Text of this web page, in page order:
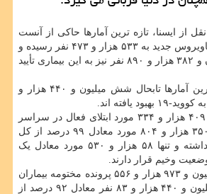
از ایسنا، تازه ترین آمارها حاکی از آنست
که شمار قربانیان کروناویروس جدید به ۵۳۳ هزار و ۴۷۳ نفر رسیده و
تابحال ابتلای ۱۱ میلیون و ۳۸۲ هزار و ۸۹۰ نفر نیز به این بیماری تأیید
همین طور بنابر تازه ترین آمارها تابحال شش میلیون و ۴۴۰ هزار و
از میان چهار میلیون و ۴۰۹ هزار و ۳۳۴ مورد ابتلای فعال در سراسر
جهان، چهار میلیون و ۳۵۰ هزار و ۸۰۴ مورد معادل ۹۹ درصد از کل
موارد وضعیت خفیف داشته و تنها ۵۸ هزار و ۵۳۰ مورد معادل یک
وخیم قرار دارند.
همین طور از شش میلیون و ۹۷۳ هزار و ۵۵۶ پرونده مختومه بیماران
مبتلا به کرونا شش میلیون و ۴۴۰ هزار و ۸۳ نفر معادل ۹۲ درصد از